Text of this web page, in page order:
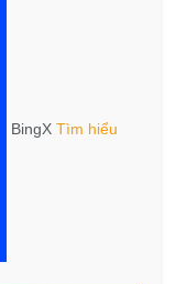
BingX Tìm hiểu